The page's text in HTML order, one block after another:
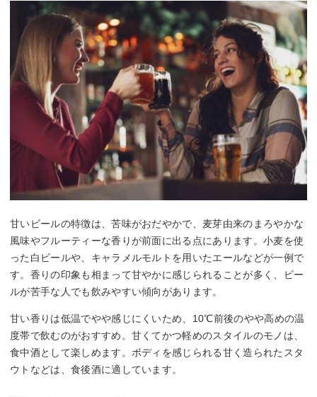
甘いビールの特徴は、苦味がおだやかで、麦芽由来のまろやかな
風味やフルーティーな香りが前面に出る点にあります。小麦を使
った白ビールや、キャラメルモルトを用いたエールなどが一例で
す。香りの印象も相まって甘やかに感じられることが多く、ビー
ルが苦手な人でも飲みやすい傾向があります。
甘い香りは低温でやや感じにくいため、10℃前後のやや高めの温
度帯で飲むのがおすすめ。甘くてかつ軽めのスタイルのモノは、
食中酒として楽しめます。ボディを感じられる甘く造られたスタ
ウトなどは、食後酒に適しています。